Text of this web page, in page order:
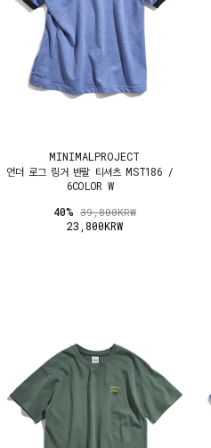
MINIMALPROJECT
언더 로그 링거 반팔 티셔츠 MST186 /
6COLOR W
40% 39,800KRW
23,800KRW